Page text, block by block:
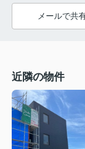
メールで共
近隣の物件